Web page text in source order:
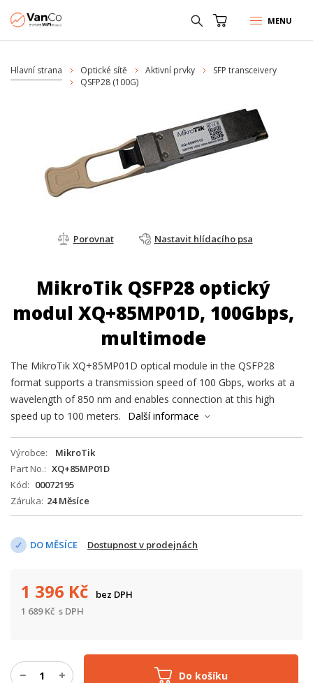
MENU
Hlavní strana Optické sítě Aktivní prvky
SFP transceivery
QSFP28 (100G)
Porovnat Nastavit hlídacího psa
MikroTik QSFP28 optický
modul XQ+85MP01D, 100Gbps,
multimode
The MikroTik XQ+85MP01D optical module in the QSFP28
format supports a transmission speed of 100 Gbps, works at a
wavelength of 850 nm and enables connection at this high
speed up to 100 meters.
Další informace
Výrobce
MikroTik
Part No.
XQ+85MP01D
Kód
00072195
Záruka 24 Měsíce
DO MĚSÍCE Dostupnost v prodejnách
Do košíku
1 396 Kč
bez DPH
1 689Kč s DPH